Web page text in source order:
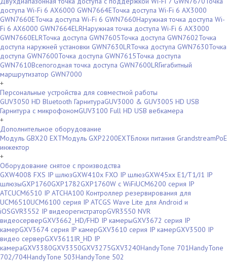
доступа Wi-Fi 6 AX6000 GWN7664EТочка доступа Wi-Fi 6 AX3000
GWN7660EТочка доступа Wi-Fi 6 GWN7660Наружная точка доступа Wi-
Fi 6 AX6000 GWN7664ELRНаружная точка доступа Wi-Fi 6 AX3000
GWN7660ELRТочка доступа GWN7605Точка доступа GWN7602Точка
доступа наружней установки GWN7630LRТочка доступа GWN7630Точка
доступа GWN7600Точка доступа GWN7615Точка доступа
GWN7610Всепогодная точка доступа GWN7600LRГигабитный
маршрутизатор GWN7000
+
Персональные устройства для совместной работы
GUV3050 HD Bluetooth ГарнитураGUV3000 & GUV3005 HD USB
Гарнитура с микрофономGUV3100 Full HD USB вебкамера
+
Дополнительное оборудование
Модуль GBX20 EXTМодуль GXP2200EXTБлоки питания GrandstreamPoE
инжектор
+
Оборудование снятое с производства
GXW4008 FXS IP шлюзGXW410x FXO IP шлюзGXW45xx E1/T1/J1 IP
шлюзыGXP1760GXP1782GXP1760W c WiFiUCM6200 серия IP
АТСUCM6510 IP АТСHA100 Контроллер резервирования для
UCM6510UCM6100 серия IP АТСGS Wave Lite для Android и
iOSGVR3552 IP видеорегистраторGVR3550 NVR
видеосерверGXV3662_HD/FHD IP камерыGXV3672 серия IP
камерGXV3674 серия IP камерGXV3610 серия IP камерGXV3500 IP
видео серверGXV3611IR_HD IP
камераGXV3380GXV3350GXV3275GXV3240HandyTone 701HandyTone
702/704HandyTone 503HandyTone 502